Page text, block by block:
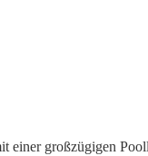
einer großzügigen